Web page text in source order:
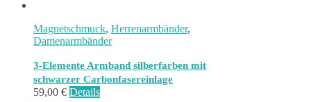
Magnetschmuck, Herrenarmbänder,
Damenarmbänder
3-Elemente Armband silberfarben mit
schwarzer Carbonfasereinlage
59,00 € Details